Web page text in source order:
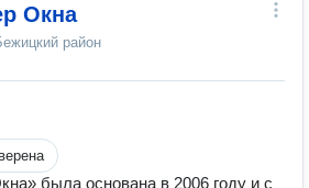
Окна
район
была основана в 2006 году и с